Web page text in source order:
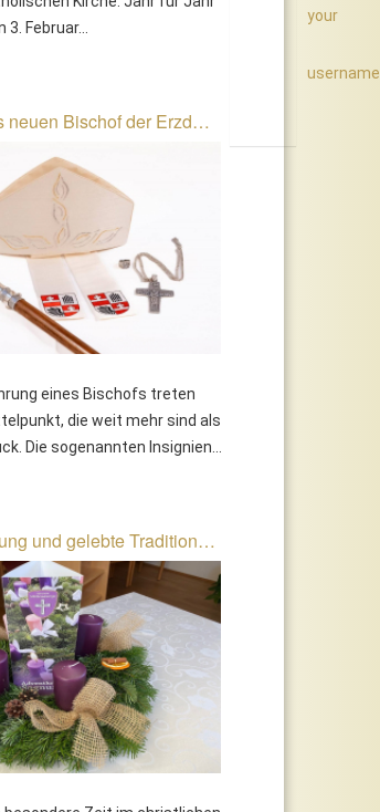
your
Februar...
neuen Bischof der Erzd…
eines Bischofs treten
die weit mehr sind als
Die sogenannten Insignien...
und gelebte Tradition…